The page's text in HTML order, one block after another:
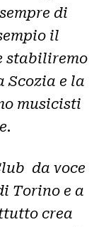
di
il
stabiliremo
Scozia e la
musicisti
da voce
Torino e a
crea